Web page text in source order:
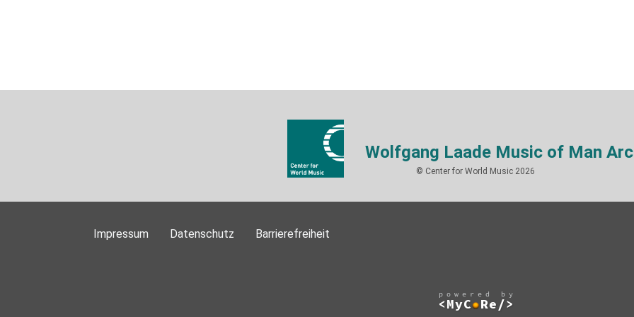
Wolfgang Laade Music of Man
© Center for World Music 2026
Impressum Datenschutz Barrierefreiheit